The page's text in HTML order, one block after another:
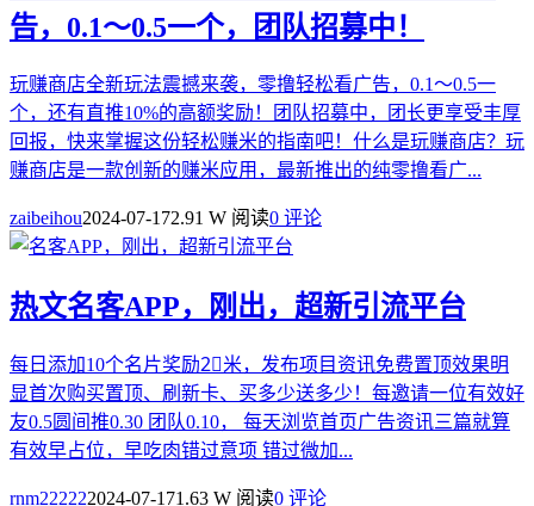
告，0.1～0.5一个，团队招募中！
玩赚商店全新玩法震撼来袭，零撸轻松看广告，0.1～0.5一
个，还有直推10%的高额奖励！团队招募中，团长更享受丰厚
回报，快来掌握这份轻松赚米的指南吧！什么是玩赚商店？玩
赚商店是一款创新的赚米应用，最新推出的纯零撸看广...
zaibeihou2024-07-172.91 W 阅读0 评论
热文名客APP，刚出，超新引流平台
每日添加10个名片奖励2⃣️米，发布项目资讯免费置顶效果明
显首次购买置顶、刷新卡、买多少送多少！每邀请一位有效好
友0.5圆间推0.30 团队0.10， 每天浏览首页广告资讯三篇就算
有效早占位，早吃肉错过意项 错过微加...
rnm222222024-07-171.63 W 阅读0 评论